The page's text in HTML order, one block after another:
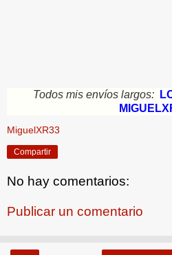
Todos mis envíos largos:
MiguelXR33
Compartir
No hay comentarios:
Publicar un comentario